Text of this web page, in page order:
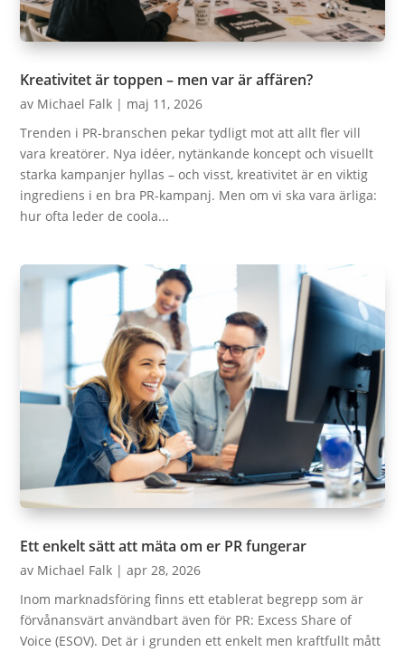
Kreativitet är toppen – men var är affären?
av Michael Falk | maj 11, 2026
Trenden i PR-branschen pekar tydligt mot att allt fler vill
vara kreatörer. Nya idéer, nytänkande koncept och visuellt
starka kampanjer hyllas – och visst, kreativitet är en viktig
ingrediens i en bra PR-kampanj. Men om vi ska vara ärliga:
hur ofta leder de coola...
Ett enkelt sätt att mäta om er PR fungerar
av Michael Falk |apr 28, 2026
Inom marknadsföring finns ett etablerat begrepp som är
förvånansvärt användbart även för PR: Excess Share of
Voice (ESOV). Det är i grunden ett enkelt men kraftfullt mått